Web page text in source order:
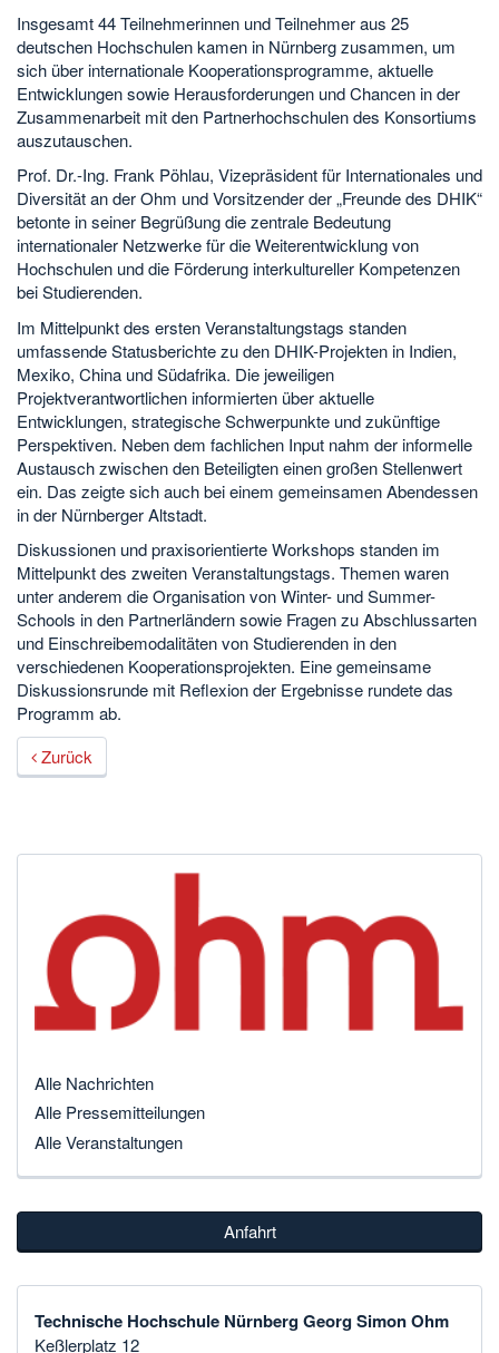
Insgesamt 44 Teilnehmerinnen und Teilnehmer aus 25
deutschen Hochschulen kamen in Nürnberg zusammen, um
sich über internationale Kooperationsprogramme, aktuelle
Entwicklungen sowie Herausforderungen und Chancen in der
Zusammenarbeit mit den Partnerhochschulen des Konsortiums
auszutauschen.
Prof. Dr.-Ing. Frank Pöhlau, Vizepräsident für Internationales und
Diversität an der Ohm und Vorsitzender der „Freunde des DHIK“
betonte in seiner Begrüßung die zentrale Bedeutung
internationaler Netzwerke für die Weiterentwicklung von
Hochschulen und die Förderung interkultureller Kompetenzen
bei Studierenden.
Im Mittelpunkt des ersten Veranstaltungstags standen
umfassende Statusberichte zu den DHIK-Projekten in Indien,
Mexiko, China und Südafrika. Die jeweiligen
Projektverantwortlichen informierten über aktuelle
Entwicklungen, strategische Schwerpunkte und zukünftige
Perspektiven. Neben dem fachlichen Input nahm der informelle
Austausch zwischen den Beteiligten einen großen Stellenwert
ein. Das zeigte sich auch bei einem gemeinsamen Abendessen
in der Nürnberger Altstadt.
Diskussionen und praxisorientierte Workshops standen im
Mittelpunkt des zweiten Veranstaltungstags. Themen waren
unter anderem die Organisation von Winter- und Summer-
Schools in den Partnerländern sowie Fragen zu Abschlussarten
und Einschreibemodalitäten von Studierenden in den
verschiedenen Kooperationsprojekten. Eine gemeinsame
Diskussionsrunde mit Reflexion der Ergebnisse rundete das
Programm ab.
Zurück
Alle Nachrichten
Alle Pressemitteilungen
Alle Veranstaltungen
Anfahrt
Technische Hochschule Nürnberg Georg Simon Ohm
Keßlerplatz 12